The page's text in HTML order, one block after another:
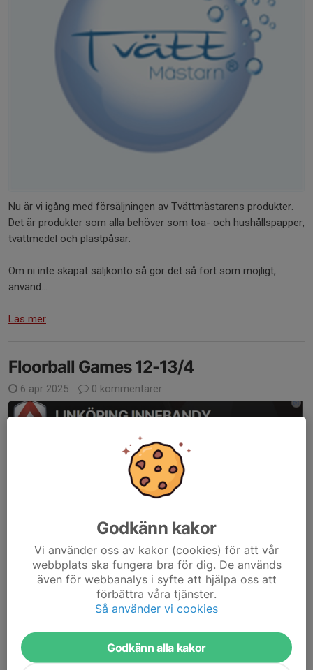
Nu är vi igång med försäljningen av Tvättmästarens produkter.
Det är produkter som alla behöver som toa- och hushållspapper,
tvättmedel och plastpåsar.
Om ni inte skapat säljkonto så gör det så fort som möjligt,
använd...
Läs mer
Floorball Games 12-13/4
6 apr 2025 0 kommentarer
Första cup helgen klar, nu ser vi fram emot den andra
matchhelgen i Linköping Floorball Games. Här kommer lite
Alla matcherna kommer spelas i Colleguim.
Godkänn kakor
Vi använder oss av kakor (cookies) för att vår
webbplats ska fungera bra för dig. De används
även för webbanalys i syfte att hjälpa oss att
förbättra våra tjänster.
Så använder vi cookies
Godkänn alla kakor